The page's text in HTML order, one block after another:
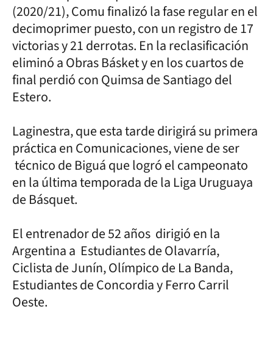
(2020/21), Comu finalizó la fase regular en el
decimoprimer puesto, con un registro de 17
victorias y 21 derrotas. En la reclasificación
eliminó a Obras Básket y en los cuartos de
final perdió con Quimsa de Santiago del
Estero.
Laginestra, que esta tarde dirigirá su primera
práctica en Comunicaciones, viene de ser
técnico de Biguá que logró el campeonato
en la última temporada de la Liga Uruguaya
de Básquet.
El entrenador de 52 años dirigió en la
Argentina a Estudiantes de Olavarría,
Ciclista de Junín, Olímpico de La Banda,
Estudiantes de Concordia y Ferro Carril
Oeste.